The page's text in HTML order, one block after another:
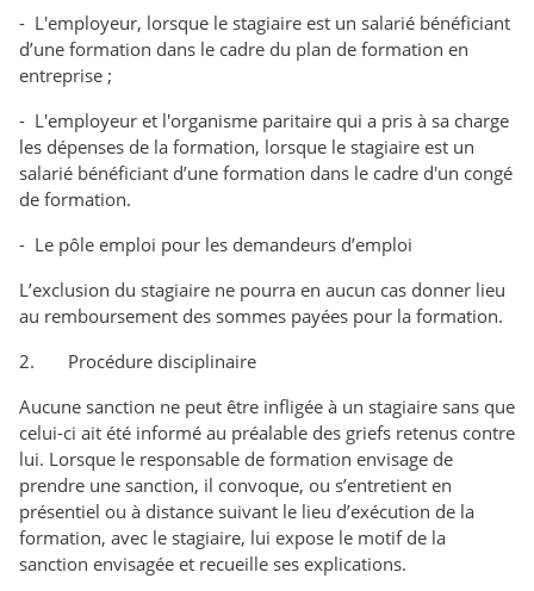
- L'employeur, lorsque le stagiaire est un salarié bénéficiant
d’une formation dans le cadre du plan de formation en
entreprise ;
- L'employeur et l'organisme paritaire qui a pris à sa charge
les dépenses de la formation, lorsque le stagiaire est un
salarié bénéficiant d’une formation dans le cadre d'un congé
de formation.
- Le pôle emploi pour les demandeurs d’emploi
L’exclusion du stagiaire ne pourra en aucun cas donner lieu
au remboursement des sommes payées pour la formation.
2. Procédure disciplinaire
Aucune sanction ne peut être infligée à un stagiaire sans que
celui-ci ait été informé au préalable des griefs retenus contre
lui. Lorsque le responsable de formation envisage de
prendre une sanction, il convoque, ou s’entretient en
présentiel ou à distance suivant le lieu d’exécution de la
formation, avec le stagiaire, lui expose le motif de la
sanction envisagée et recueille ses explications.